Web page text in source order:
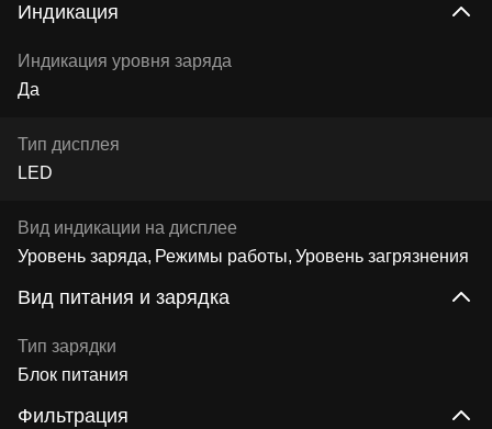
Индикация
Индикация уровня заряда
Да
Тип дисплея
LED
Вид индикации на дисплее
Уровень заряда Режимы работы Уровень загрязнения
Вид питания и зарядка
Тип зарядки
Блок питания
Фильтрация